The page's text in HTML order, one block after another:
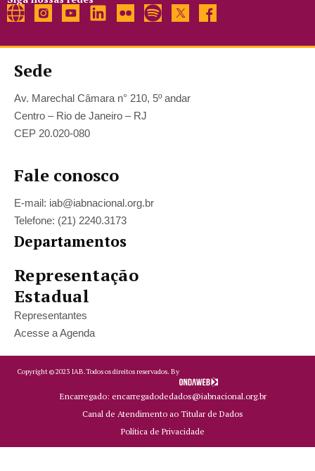
Sede
Av. Marechal Câmara n° 210, 5º andar
Centro – Rio de Janeiro – RJ
CEP 20.020-080
Fale conosco
E-mail: iab@iabnacional.org.br
Telefone: (21) 2240.3173
Departamentos
Representação
Estadual
Representantes
Acesse a Agenda
Copyright ©2023 IAB.Todos os direitos reservados. By
Encarregado: encarregadodedados@iabnacional.org.br
Canal de Atendimento ao Titular de Dados
Política de Privacidade